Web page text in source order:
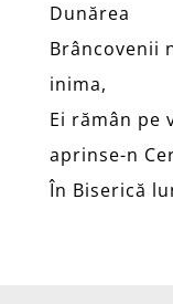
Dunărea
Brâncovenii
inima,
Ei rămân pe
aprinse-n
În Biserică